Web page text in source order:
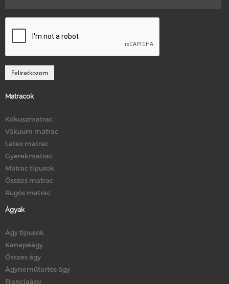
Matracok
Kókuszmatrac
Vákuum matrac
Latex matrac
Gyerekmatrac
Matrac típusok
Összes matrac
Rugós matrac
Ágyak
Ágy típusok
Kanapéágy
Összes ágy
Ágyneműtartós ágy
Franciaágy